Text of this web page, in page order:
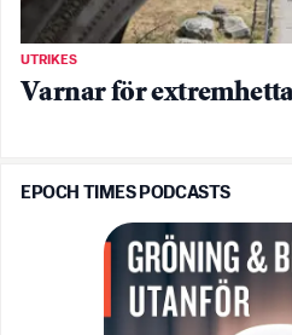
UTRIKES
Varnar för
EPOCH TIMES PODCASTS